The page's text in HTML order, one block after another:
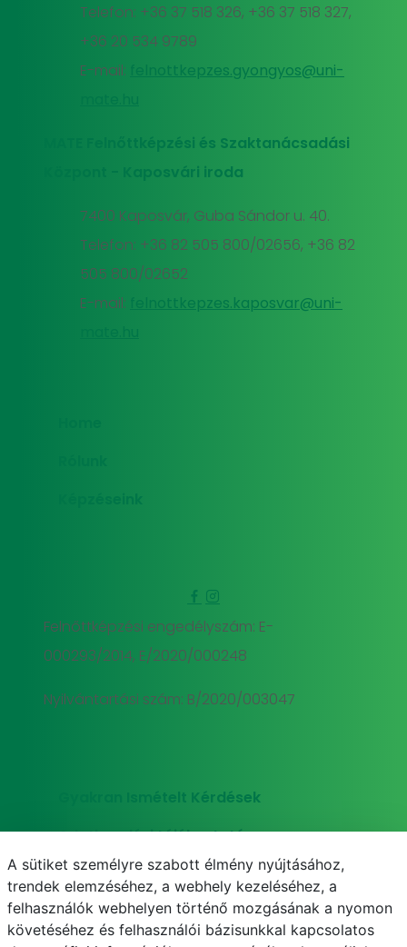
Telefon: +36 37 518 326, +36 37 518 327,
+36 20 534 9789
E-mail:
felnottkepzes.gyongyos@uni-
MATE Felnőttképzési és Szaktanácsadási
Központ - Kaposvári iroda
7400 Kaposvár, Guba Sándor u. 40.
Telefon: +36 82 505 800/02656, +36 82
505 800/02652
E-mail:
felnottkepzes.kaposvar@uni-
Felnőttképzési engedélyszám: E-
000293/2014, E/2020/000248
Nyilvántartási szám: B/2020/003047
Gyakran Ismételt Kérdések
Adatkezelési tájékoztató
Süti (cookie) tájékoztató
A sütiket személyre szabott élmény nyújtásához,
trendek elemzéséhez, a webhely kezeléséhez, a
felhasználók webhelyen történő mozgásának a nyomon
követéséhez és felhasználói bázisunkkal kapcsolatos